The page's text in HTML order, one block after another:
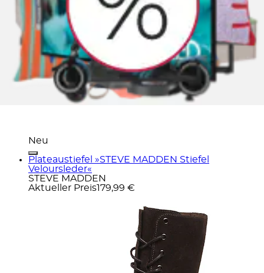
Neu
Plateaustiefel »STEVE MADDEN Stiefel
Veloursleder«
STEVE MADDEN
Aktueller Preis179,99 €